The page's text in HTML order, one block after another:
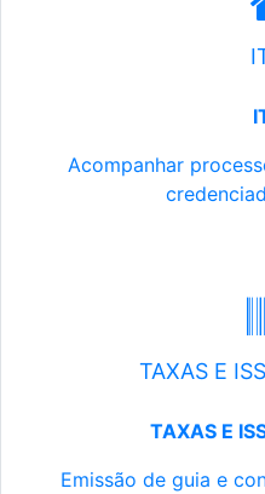
Acompanhar
TAXAS E
TAXAS E
Emissão de guia e